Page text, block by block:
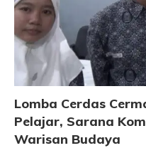
Lomba Cerdas
Pelajar, Sarana
Warisan Budaya